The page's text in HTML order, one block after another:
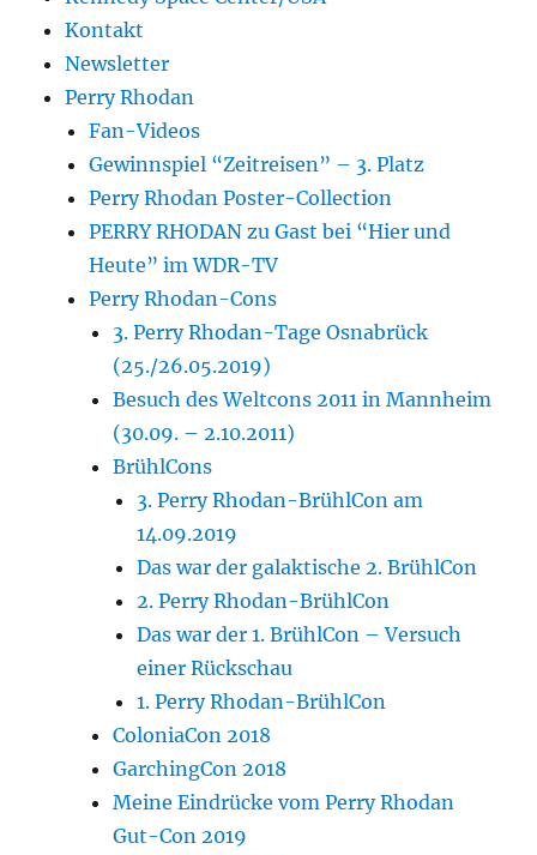
Kontakt
Newsletter
Perry Rhodan
Fan-Videos
Gewinnspiel “Zeitreisen” – 3. Platz
Perry Rhodan Poster-Collection
PERRY RHODAN zu Gast bei “Hier und
Heute” im WDR-TV
Perry Rhodan-Cons
3. Perry Rhodan-Tage Osnabrück
(25./26.05.2019)
Besuch des Weltcons 2011 in Mannheim
(30.09. – 2.10.2011)
BrühlCons
3. Perry Rhodan-BrühlCon am
14.09.2019
Das war der galaktische 2. BrühlCon
2. Perry Rhodan-BrühlCon
Das war der 1. BrühlCon – Versuch
einer Rückschau
1. Perry Rhodan-BrühlCon
ColoniaCon 2018
GarchingCon 2018
Meine Eindrücke vom Perry Rhodan
Gut-Con 2019